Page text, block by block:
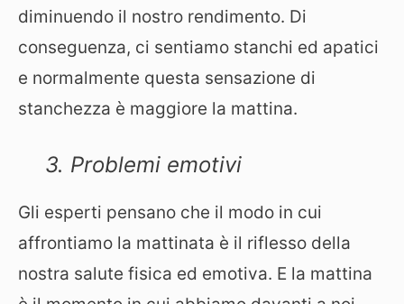
diminuendo il nostro rendimento. Di
conseguenza, ci sentiamo stanchi ed apatici
e normalmente questa sensazione di
stanchezza è maggiore la mattina.
3. Problemi emotivi
Gli esperti pensano che il modo in cui
affrontiamo la mattinata è il riflesso della
nostra salute fisica ed emotiva. E la mattina